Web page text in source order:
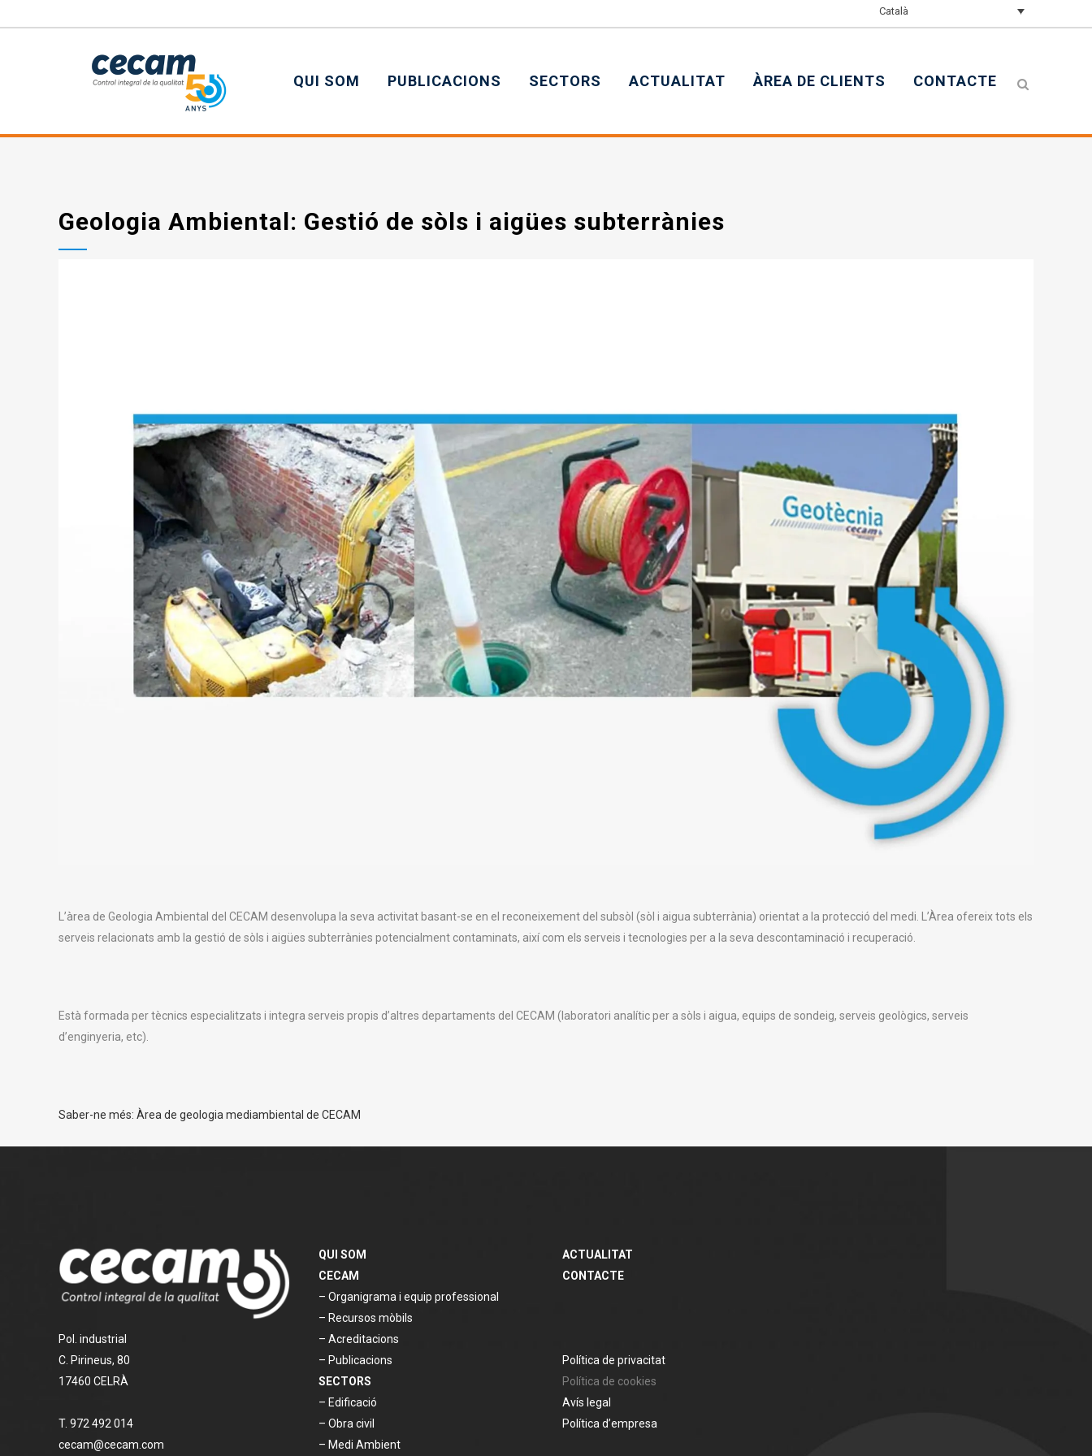
Català
QUI SOM PUBLICACIONS SECTORS ACTUALITAT ÀREA DE CLIENTS CONTACTE
Geologia Ambiental: Gestió de sòls i aigües subterrànies
L’àrea de Geologia Ambiental del CECAM desenvolupa la seva activitat basant-se en el reconeixement del subsòl (sòl i aigua subterrània) orientat a la protecció del medi. L’Àrea ofereix tots els
serveis relacionats amb la gestió de sòls i aigües subterrànies potencialment contaminats, així com els serveis i tecnologies per a la seva descontaminació i recuperació.
Està formada per tècnics especialitzats i integra serveis propis d’altres departaments del CECAM (laboratori analític per a sòls i aigua, equips de sondeig, serveis geològics, serveis
d’enginyeria, etc).
Saber-ne més: Àrea de geologia mediambiental de CECAM
Pol. industrial
C. Pirineus, 80
17460 CELRÀ
T. 972 492 014
cecam@cecam.com
QUI SOM
CECAM
– Organigrama i equip professional
– Recursos mòbils
– Acreditacions
– Publicacions
SECTORS
– Edificació
– Obra civil
– Medi Ambient
ACTUALITAT
CONTACTE
Política de privacitat
Política de cookies
Avís legal
Política d’empresa